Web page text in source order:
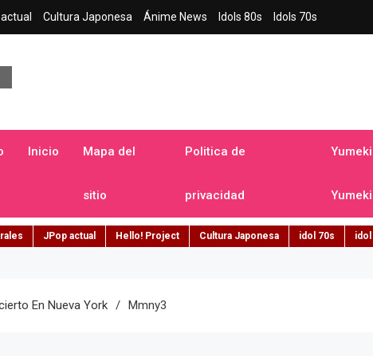
Cultura Japonesa Ánime News Idols 80s Idols 70s
Inicio Mapa del
sitio
Politica de
privacidad
JPop actual Hello! Project Cultura Japonesa idol 70s idol
En Nueva York Mmny3